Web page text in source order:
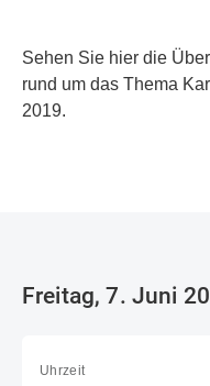
Sehen Sie hier die
rund um das Thema
2019.
Freitag, 7. Juni
Uhrzeit